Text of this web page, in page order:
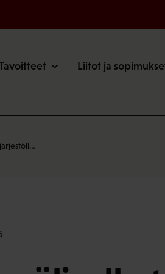
Liitot ja